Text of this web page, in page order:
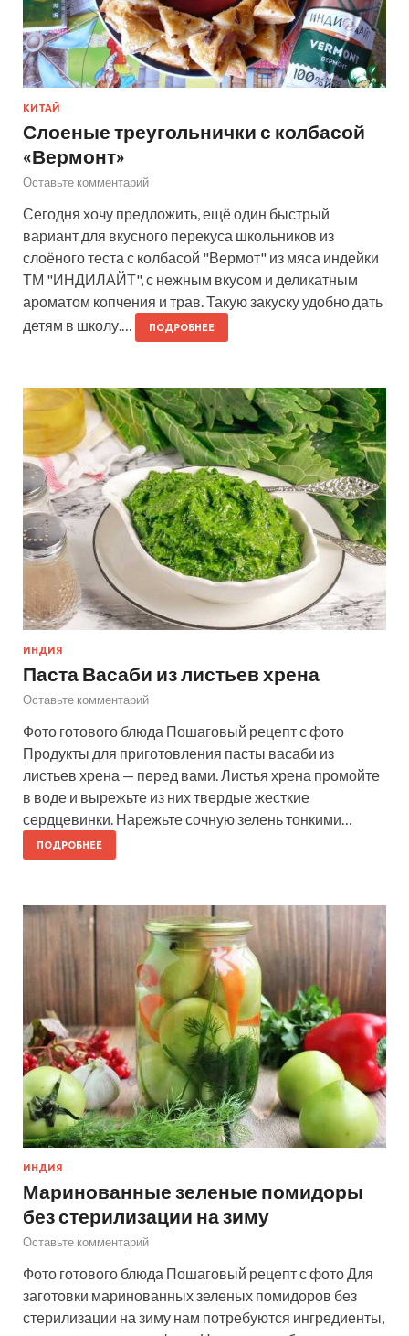
КИТАЙ
Слоеные треугольнички с колбасой
«Вермонт»
Оставьте комментарий
Сегодня хочу предложить, ещё один быстрый
вариант для вкусного перекуса школьников из
слоёного теста с колбасой "Вермот" из мяса индейки
ТМ "ИНДИЛАЙТ", с нежным вкусом и деликатным
ароматом копчения и трав. Такую закуску удобно дать
детям в школу.…
ПОДРОБНЕЕ
ИНДИЯ
Паста Васаби из листьев хрена
Оставьте комментарий
Фото готового блюда Пошаговый рецепт с фото
Продукты для приготовления пасты васаби из
листьев хрена — перед вами. Листья хрена промойте
в воде и вырежьте из них твердые жесткие
сердцевинки. Нарежьте сочную зелень тонкими…
ПОДРОБНЕЕ
ИНДИЯ
Маринованные зеленые помидоры
без стерилизации на зиму
Оставьте комментарий
Фото готового блюда Пошаговый рецепт с фото Для
заготовки маринованных зеленых помидоров без
стерилизации на зиму нам потребуются ингредиенты,